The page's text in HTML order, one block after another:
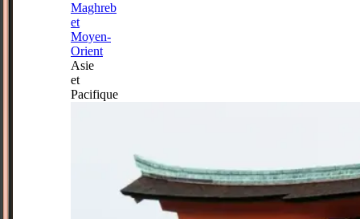
Maghreb
et
Moyen-
Orient
Asie
et
Pacifique